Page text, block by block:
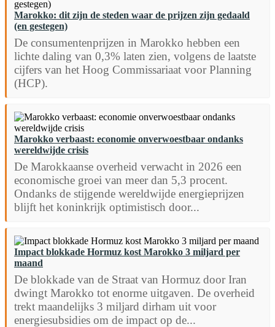
Marokko: dit zijn de steden waar de prijzen zijn gedaald
(en gestegen)
De consumentenprijzen in Marokko hebben een
lichte daling van 0,3% laten zien, volgens de laatste
cijfers van het Hoog Commissariaat voor Planning
(HCP).
Marokko verbaast: economie onverwoestbaar ondanks
wereldwijde crisis
De Marokkaanse overheid verwacht in 2026 een
economische groei van meer dan 5,3 procent.
Ondanks de stijgende wereldwijde energieprijzen
blijft het koninkrijk optimistisch door...
Impact blokkade Hormuz kost Marokko 3 miljard per
maand
De blokkade van de Straat van Hormuz door Iran
dwingt Marokko tot enorme uitgaven. De overheid
trekt maandelijks 3 miljard dirham uit voor
energiesubsidies om de impact op de...